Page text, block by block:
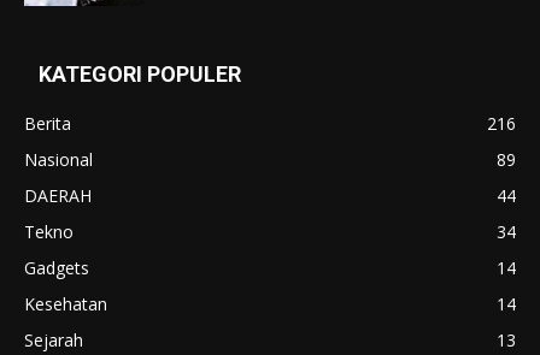
KATEGORI POPULER
Berita
216
Nasional
89
DAERAH
44
Tekno
34
Gadgets
14
Kesehatan
14
Sejarah
13